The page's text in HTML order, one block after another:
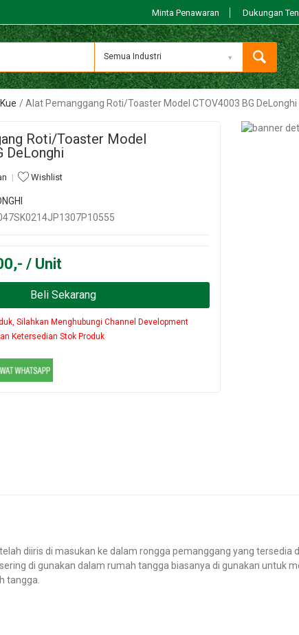
Minta Penawaran Dukungan
Semua Industri
Alat Pemanggang Roti/Toaster Model CTOV4003 BG DeLonghi
Roti/Toaster Model
DeLonghi
Wishlist
/ Unit
Beli Sekarang
Silahkan Menghubungi Channel Development
Ketersedian Stok Produk
diiris di masukan ke dalam rongga pemanggang yang tersedia
di gunakan dalam rumah tangga biasanya di gunakan untuk
tangga.